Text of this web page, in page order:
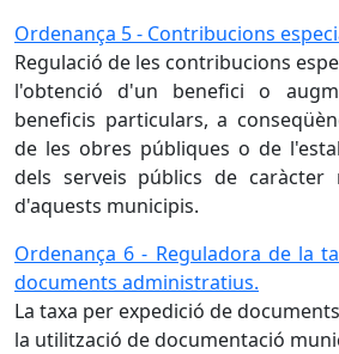
Ordenança 5 - Contribucions
Regulació de les contribucions
l'obtenció d'un benefici o
beneficis particulars, a
de les obres públiques o de
dels serveis públics de caràcter
d'aquests municipis.
Ordenança 6 - Reguladora de la
documents administratius.
La taxa per expedició de
la utilització de documentació